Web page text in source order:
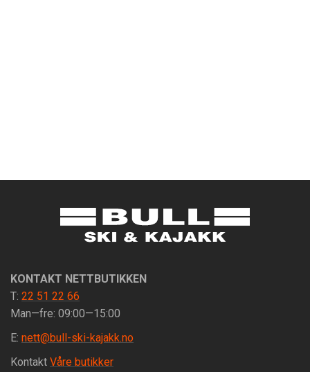
KONTAKT NETTBUTIKKEN
T: 22 51 22 66
Man—fre: 09:00—15:00
E: nett@bull-ski-kajakk.no
Kontakt Våre butikker